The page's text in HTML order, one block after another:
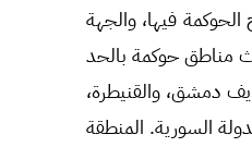
فيها، والجهة
مناطق حوكمة بالحد
دمشق، والقنيطرة،
السورية. المنطقة